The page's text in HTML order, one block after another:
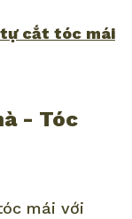
cắt tóc mái
- Tóc
mái với